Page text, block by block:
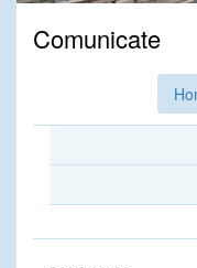
Comunicate